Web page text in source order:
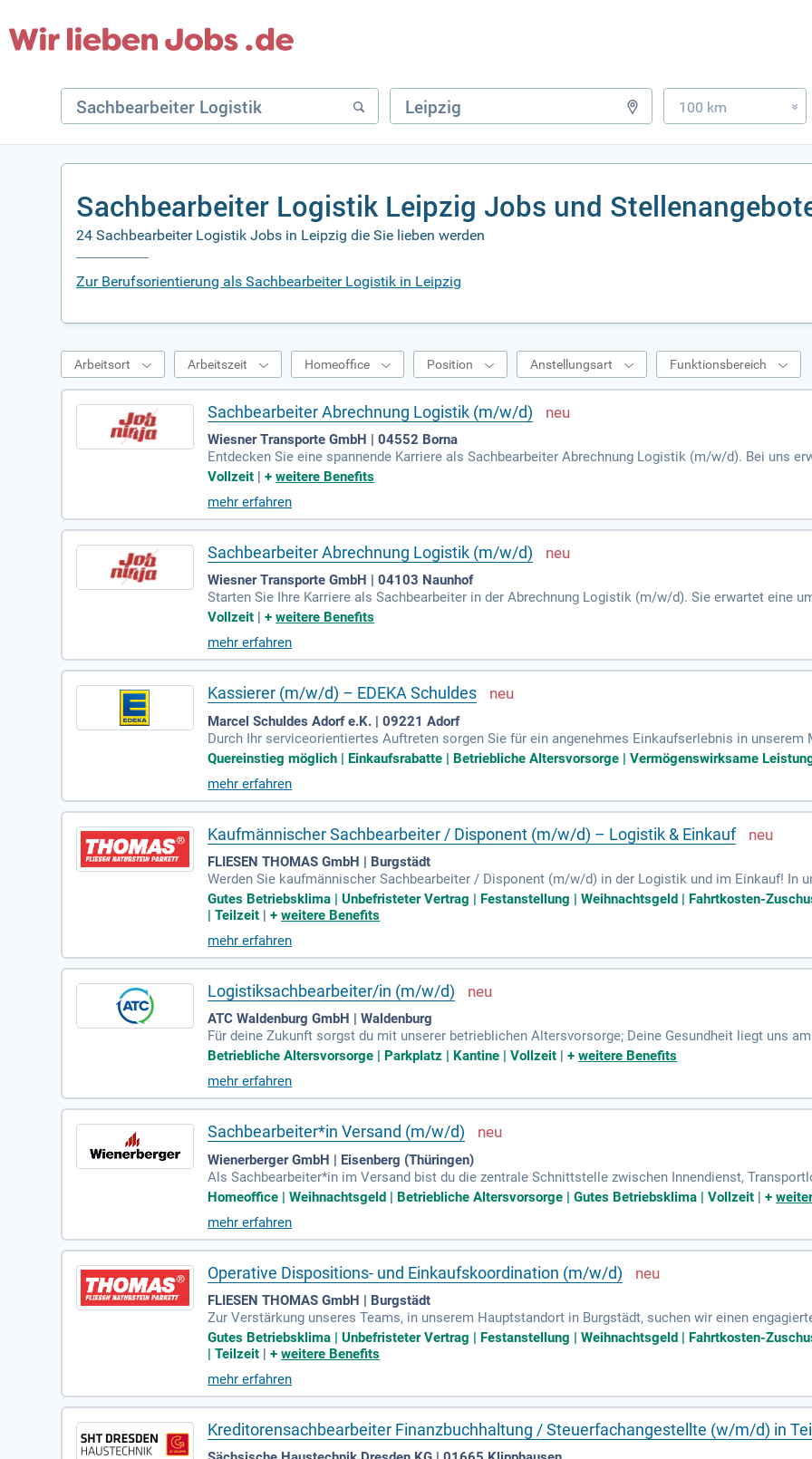
100 km »
Sachbearbeiter Logistik Leipzig Jobs und
24 Sachbearbeiter Logistik Jobs in Leipzig die Sie lieben werden
Zur Berufsorientierung als Sachbearbeiter Logistik in Leipzig
Arbeitsort Arbeitszeit Homeoffice Position Anstellungsart Funktionsbereich
Sachbearbeiter Abrechnung Logistik (m/w/d)
Wiesner Transporte GmbH | 04552 Borna
Entdecken Sie eine spannende Karriere als Sachbearbeiter Abrechnung Logistik (m/w/d). Bei uns
mfassende Einarbeitung. Arbeiten Sie in einem dynamischen Team, das Präzision und
g mit Zahlen umgehen können. Bewerben Sie sich jetzt über unser einfaches Bewerbungsformular
Vollzeit |+weitere Benefits
mehr erfahren
Sachbearbeiter Abrechnung Logistik (m/w/d)
Wiesner Transporte GmbH | 04103 Naunhof
Starten Sie Ihre Karriere als Sachbearbeiter in der Abrechnung Logistik (m/w/d). Sie erwartet eine
fe und ein engagiertes Team. Arbeiten Sie an der Schnittstelle zwischen Disposition und
men, sofern Sie sorgfältig und zahlenaffin sind. Bewerben Sie sich jetzt über unser Formular und
Vollzeit |+weitere Benefits
mehr erfahren
Kassierer (m/w/d) – EDEKA Schuldes
Marcel Schuldes Adorf e.K. | 09221 Adorf
Durch Ihr serviceorientiertes Auftreten sorgen Sie für ein angenehmes Einkaufserlebnis in unserem
rkassen und sorgen für eine korrekte Kassenabwicklung; Sie erfassen Leergutbons und
Quereinstieg möglich | Einkaufsrabatte | Betriebliche Altersvorsorge | Vermögenswirksame
mehr erfahren
Kaufmännischer Sachbearbeiter / Disponent (m/w/d) – Logistik & Einkauf
FLIESEN THOMAS GmbH | Burgstädt
Werden Sie kaufmännischer Sachbearbeiter / Disponent (m/w/d) in der Logistik und im Einkauf! In
nternehmen erwarten Sie spannende Herausforderungen an 12 Standorten. Profitieren Sie von
angreichen Produktpalette aus Fliesen, Natursteinen und Parkett. Unsere engagierten Mitarbeiter
bläufe in einer dynamischen Handelslandschaft und tragen zur Zufriedenheit unserer Kunden bei!
Gutes Betriebsklima | Unbefristeter Vertrag | Festanstellung | Weihnachtsgeld | Fahrtkosten-
| Teilzeit |+weitere Benefits
mehr erfahren
Logistiksachbearbeiter/in (m/w/d)
ATC Waldenburg GmbH | Waldenburg
Für deine Zukunft sorgst du mit unserer betrieblichen Altersvorsorge; Deine Gesundheit liegt uns
bsarzt; Parke bequem auf deinem Parkplatz oder nutze die gute Verkehrsanbindung; Ob in der
Betriebliche Altersvorsorge | Parkplatz | Kantine | Vollzeit |+weitere Benefits
mehr erfahren
Sachbearbeiter*in Versand (m/w/d)
Wienerberger GmbH | Eisenberg (Thüringen)
Als Sachbearbeiter*in im Versand bist du die zentrale Schnittstelle zwischen Innendienst,
istest, dass Kundenlieferungen pünktlich und fehlerfrei bearbeitet werden. Zu deinen Aufgaben
Management von Retouren. Du behältst stets die Bestände im Blick und ergreifst Maßnahmen bei
Rechnungsprüfung und unterstützt bei Inventuren. Mit einer kaufmännischen oder logistischen
g bist du die Schlüsselperson für einen reibungslosen Versandablauf.
Homeoffice | Weihnachtsgeld | Betriebliche Altersvorsorge | Gutes Betriebsklima | Vollzeit |+
mehr erfahren
Operative Dispositions- und Einkaufskoordination (m/w/d)
FLIESEN THOMAS GmbH | Burgstädt
Zur Verstärkung unseres Teams, in unserem Hauptstandort in Burgstädt, suchen wir einen
ür Logistik- und Einkaufsplanung.
Gutes Betriebsklima | Unbefristeter Vertrag | Festanstellung | Weihnachtsgeld | Fahrtkosten-
| Teilzeit |+weitere Benefits
mehr erfahren
Kreditorensachbearbeiter Finanzbuchhaltung / Steuerfachangestellte (w/m/d) in